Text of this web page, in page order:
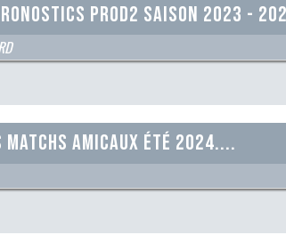
PROD2 SAISON 2023 -
matchs amicaux été 2024....